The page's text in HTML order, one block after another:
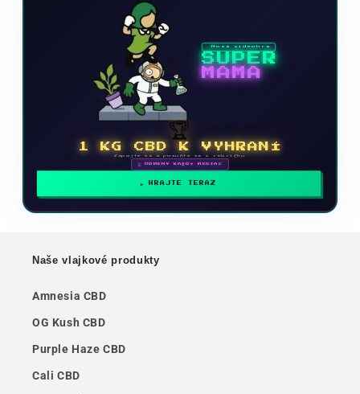
Nová videohra
SUPER
MAMA
🏆
1 KG CBD K VYHRANÍ
Zapojte sa a posuňte sa v rebríčku
🗓 ODMENY KAŽDÝ MESIAC
HRAJTE TERAZ
Naše vlajkové produkty
Amnesia CBD
OG Kush CBD
Purple Haze CBD
Cali CBD